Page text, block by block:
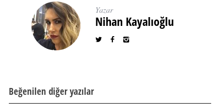
Yazar
Nihan Kayalıoğlu
Beğenilen diğer yazılar